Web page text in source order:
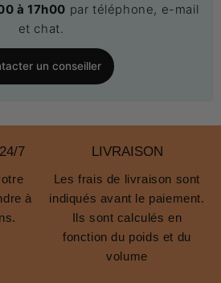
à 17h00 par téléphone, e-mail
et chat.
un conseiller
7
à
LIVRAISON
Les frais de livraison sont
indiqués avant le paiement.
Ils sont calculés en
fonction du poids et du
volume